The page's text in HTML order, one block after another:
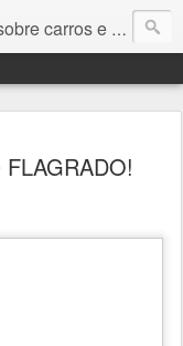
carros e motores